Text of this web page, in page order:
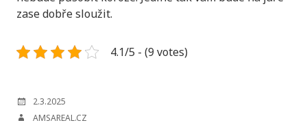
zase dobře sloužit.
4.1/5 - (9 votes)
POSTED
2.3.2025
AUTHOR
AMSAREAL.CZ